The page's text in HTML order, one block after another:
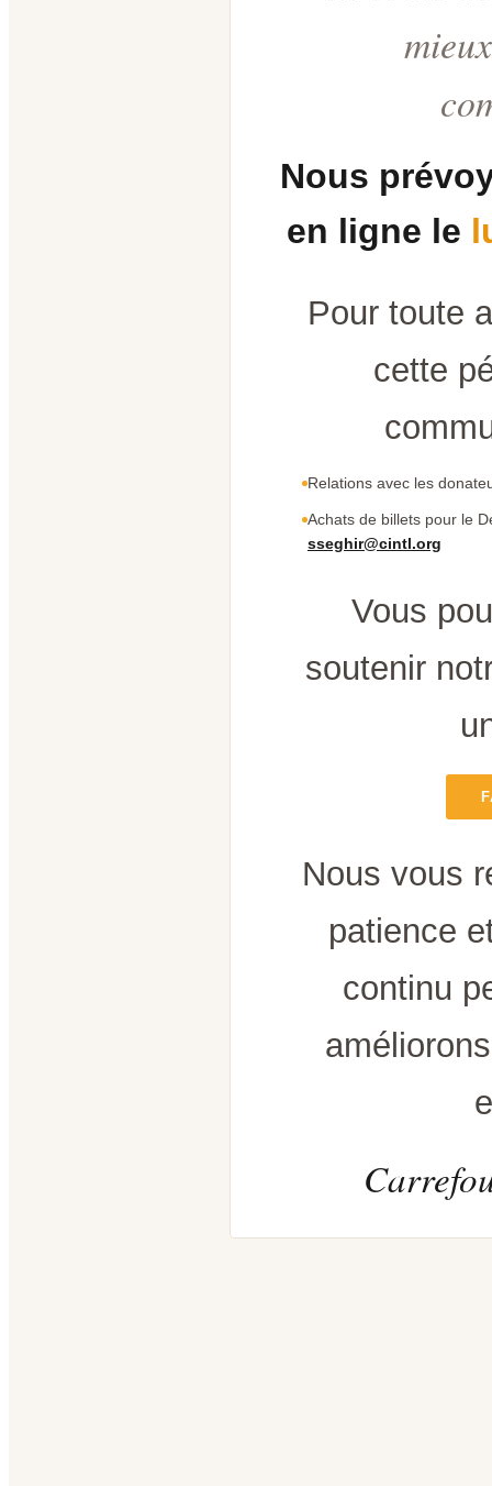
Nous
en ligne le
Pour toute
cette
Relations avec les
Achats de billets pour le
sseghir@cintl.org
Vous
soutenir
Nous vous
patience
continu